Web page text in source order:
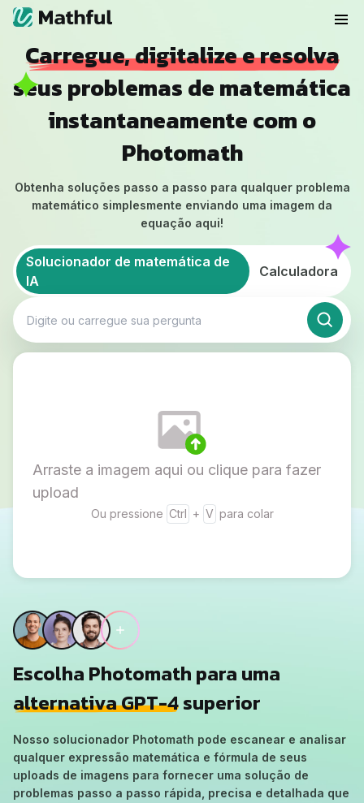
Carregue, digitalize e resolva
seus problemas de matemática
instantaneamente com o
Photomath
Obtenha soluções passo a passo para qualquer problema
matemático simplesmente enviando uma imagem da
equação aqui!
Solucionador de matemática de
IA
Calculadora
Arraste a imagem aqui ou clique para fazer
upload
Ou pressione Ctrl + V para colar
Escolha Photomath para uma
alternativa GPT-4superior
Nosso solucionador Photomath pode escanear e analisar
qualquer expressão matemática e fórmula de seus
uploads de imagens para fornecer uma solução de
problemas passo a passo rápida, precisa e detalhada que